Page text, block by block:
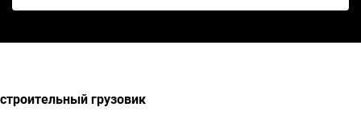
строительный грузовик